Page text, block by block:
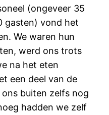
(ongeveer 35
gasten) vond het
We waren hun
werd ons trots
na het eten
een deel van de
buiten zelfs nog
hadden we zelf